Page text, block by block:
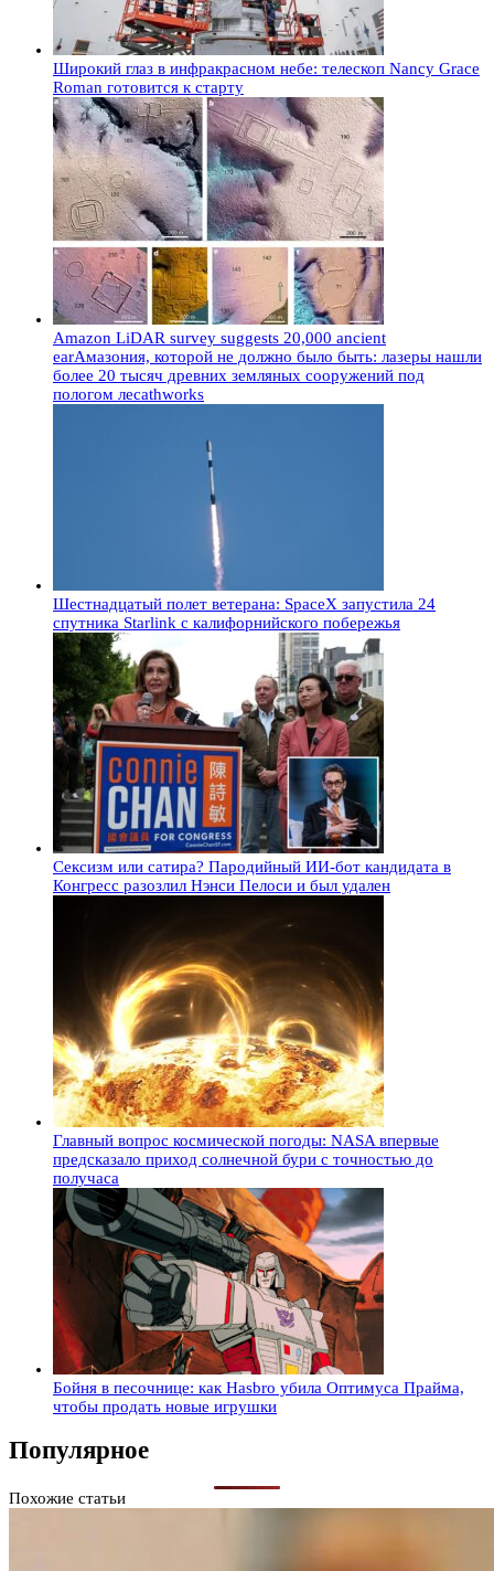
Широкий глаз в инфракрасном небе: телескоп Nancy Grace
Roman готовится к старту
Amazon LiDAR survey suggests 20,000 ancient
earАмазония, которой не должно было быть: лазеры нашли
более 20 тысяч древних земляных сооружений под
пологом лесаthworks
Шестнадцатый полет ветерана: SpaceX запустила 24
спутника Starlink с калифорнийского побережья
Сексизм или сатира? Пародийный ИИ-бот кандидата в
Конгресс разозлил Нэнси Пелоси и был удален
Главный вопрос космической погоды: NASA впервые
предсказало приход солнечной бури с точностью до
получаса
Бойня в песочнице: как Hasbro убила Оптимуса Прайма,
чтобы продать новые игрушки
Популярное
Похожие статьи